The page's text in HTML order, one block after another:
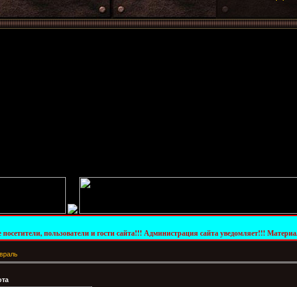
и гости сайта!!! Администрация сайта уведомляет!!! Материалы сайта